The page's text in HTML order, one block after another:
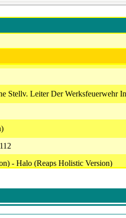
Stellv. Leiter Der Werksfeuerwehr
- Halo (Reaps Holistic Version)
So Blue (Radio Edit)